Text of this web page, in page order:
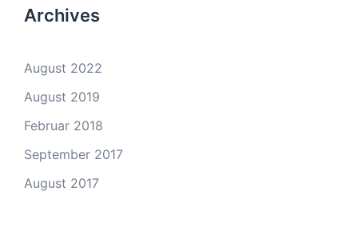
Archives
August 2022
August 2019
Februar 2018
September 2017
August 2017